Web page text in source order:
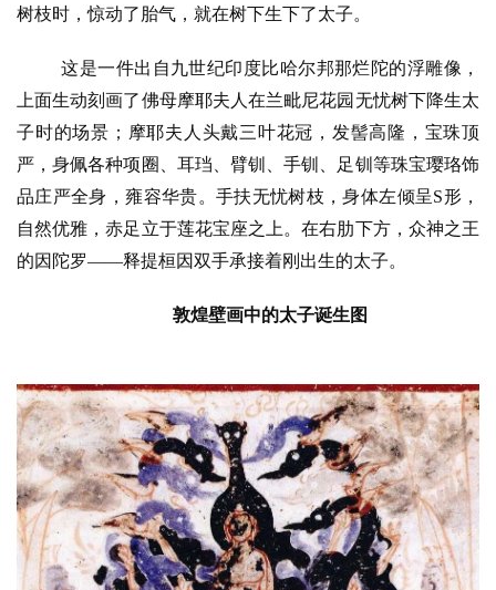
树枝时，惊动了胎气，就在树下生下了太子。
这是一件出自九世纪印度比哈尔邦那烂陀的浮雕像，
上面生动刻画了佛母摩耶夫人在兰毗尼花园无忧树下降生太
子时的场景；摩耶夫人头戴三叶花冠，发髻高隆，宝珠顶
严，身佩各种项圈、耳珰、臂钏、手钏、足钏等珠宝璎珞饰
品庄严全身，雍容华贵。手扶无忧树枝，身体左倾呈S形，
自然优雅，赤足立于莲花宝座之上。在右肋下方，众神之王
的因陀罗——释提桓因双手承接着刚出生的太子。
敦煌壁画中的太子诞生图